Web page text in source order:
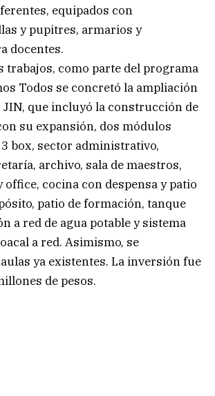
equipados con
y pupitres, armarios y
docentes.
trabajos, como parte del programa
Todos se concretó la ampliación
que incluyó la construcción de
su expansión, dos módulos
box, sector administrativo,
archivo, sala de maestros,
office, cocina con despensa y patio
patio de formación, tanque
a red de agua potable y sistema
a red. Asimismo, se
ya existentes. La inversión fue
de pesos.